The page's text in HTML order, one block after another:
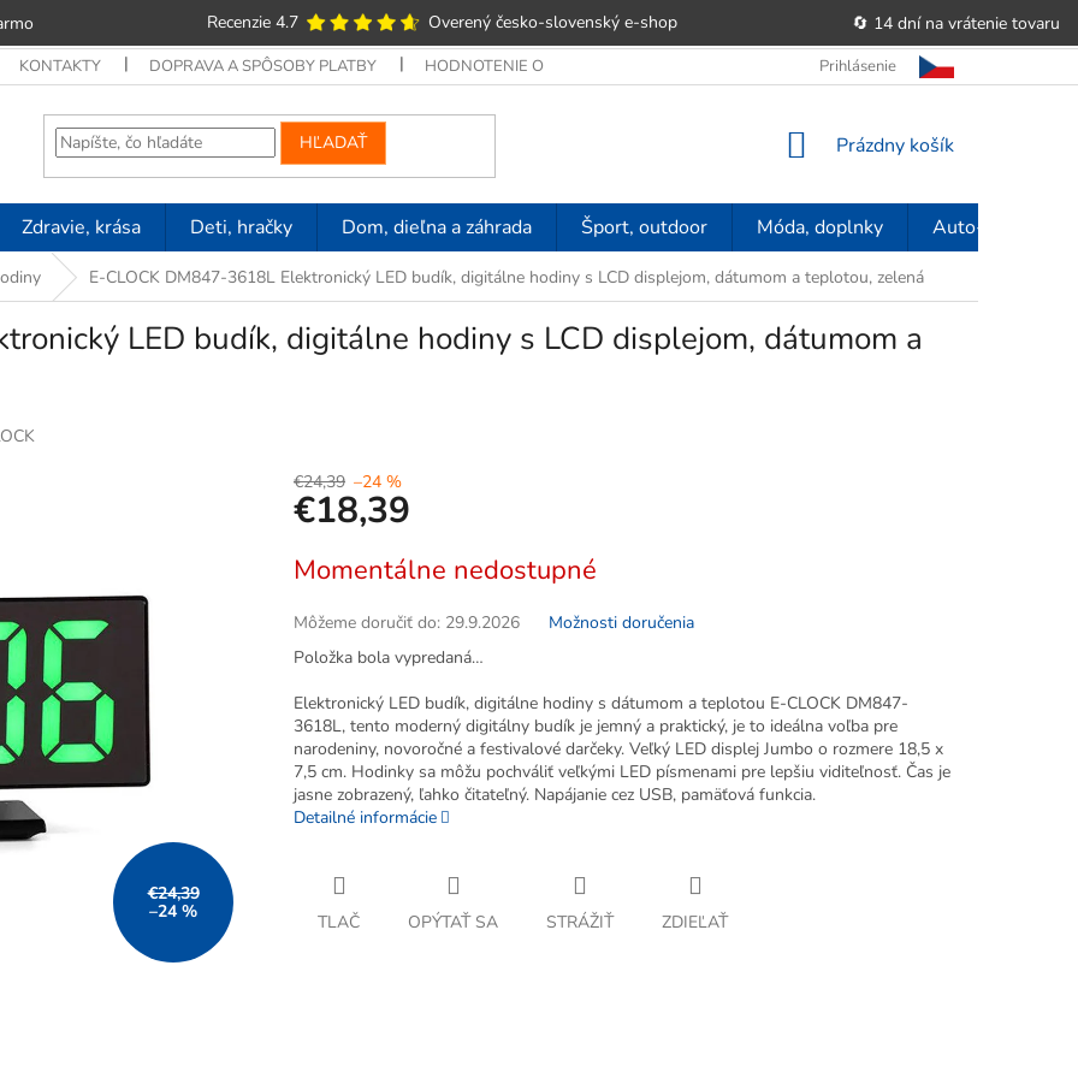
Recenzie 4.7 Overený česko-slovenský e‑shop
🔄 14 dní na vrátenie tovaru
KONTAKTY DOPRAVA A SPÔSOBY PLATBY HODNOTENIE OBCHODU OBCHODNÉ PODMIENKY POUČENIE O PRÁVE
Prihlásenie
HĽADAŤ
NÁKUPNÝ
Prázdny košík
Zdravie, krása Deti, hračky Dom, dieľna a záhrada Šport, outdoor Móda, doplnky Auto-moto
E-CLOCK DM847-3618L Elektronický LED budík, digitálne hodiny s LCD displejom, dátumom a teplotou, zelená
LED budík, digitálne hodiny s LCD displejom, dátumom a
€24,39
–24 %
€24,39 –24 %
€18,39
cena:
Momentálne nedostupné
Môžeme doručiť do: 29.9.2026
Možnosti doručenia
Položka bola vypredaná…
Elektronický LED budík, digitálne hodiny s dátumom a teplotou E-CLOCK DM847-
3618L, tento moderný digitálny budík je jemný a praktický, je to ideálna voľba pre
narodeniny, novoročné a festivalové darčeky. Veľký LED displej Jumbo o rozmere 18,5 x
7,5 cm. Hodinky sa môžu pochváliť veľkými LED písmenami pre lepšiu viditeľnosť. Čas je
jasne zobrazený, ľahko čitateľný. Napájanie cez USB, pamäťová funkcia.
Detailné informácie
TLAČ OPÝTAŤ SA STRÁŽIŤ ZDIEĽAŤ